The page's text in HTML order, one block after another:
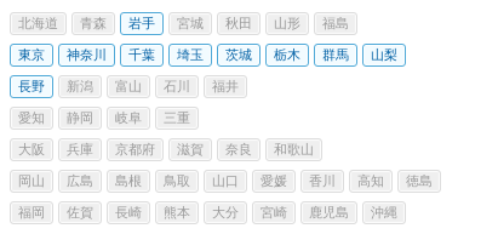
北海道 青森 岩手 宮城 秋田 山形 福島
東京 神奈川 千葉 埼玉 茨城 栃木 群馬 山梨
長野 新潟 富山 石川 福井
愛知 静岡 岐阜 三重
大阪 兵庫 京都府 滋賀 奈良 和歌山
岡山 広島 島根 鳥取 山口 愛媛 香川 高知 徳島
福岡 佐賀 長崎 熊本 大分 宮崎 鹿児島 沖縄